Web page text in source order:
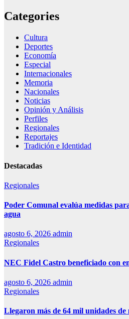
Categories
Cultura
Deportes
Economía
Especial
Internacionales
Memoria
Nacionales
Noticias
Opinión y Análisis
Perfiles
Regionales
Reportajes
Tradición e Identidad
Destacadas
Regionales
Poder Comunal evalúa medidas
agua
agosto 6, 2026 admin
Regionales
NEC Fidel Castro beneficiado con
agosto 6, 2026 admin
Regionales
Llegaron más de 64 mil unidades de